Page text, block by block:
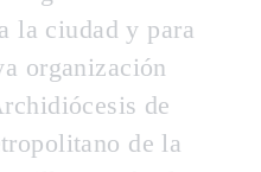
la ciudad y para
organización
de
de la